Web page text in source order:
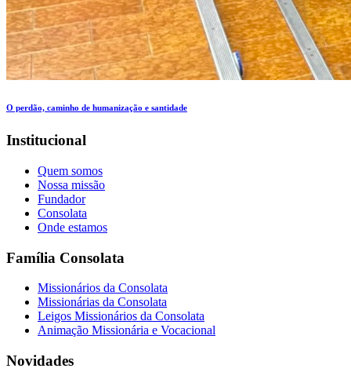
O perdão, caminho de humanização e santidade
Institucional
Quem somos
Nossa missão
Fundador
Consolata
Onde estamos
Família Consolata
Missionários da Consolata
Missionárias da Consolata
Leigos Missionários da Consolata
Animação Missionária e Vocacional
Novidades